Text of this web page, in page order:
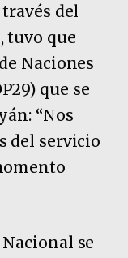
del
tuvo que
Naciones
que se
“Nos
del servicio
se